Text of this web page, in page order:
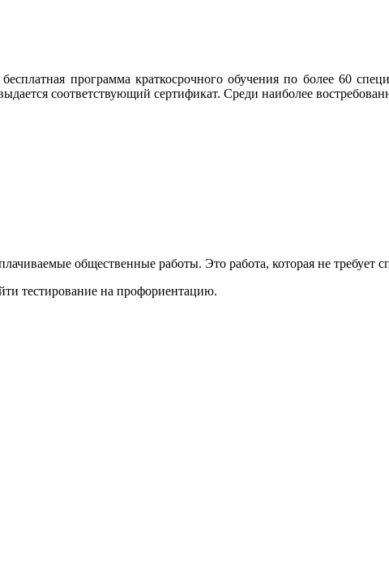
программа краткосрочного обучения по более 60
соответствующий сертификат. Среди наиболее
общественные работы. Это работа, которая не требует
тестирование на профориентацию.